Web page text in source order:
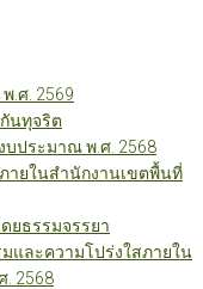
.ศ. 2569
นทุจริต
บประมาณ พ.ศ. 2568
ายในสำนักงานเขตพื้นที่
ยธรรมจรรยา
และความโปร่งใสภายใน
2568